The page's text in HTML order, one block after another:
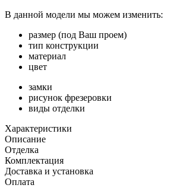
В данной модели мы можем изменить:
размер (под Ваш проем)
тип конструкции
материал
цвет
замки
рисунок фрезеровки
виды отделки
Характеристики
Описание
Отделка
Комплектация
Доставка и установка
Оплата